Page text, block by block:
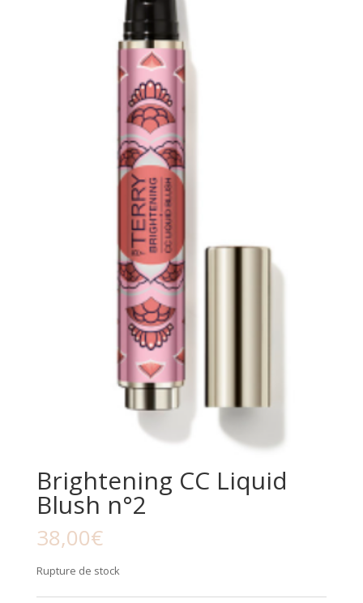
Brightening CC Liquid
Blush n°2
38,00€
Rupture de stock